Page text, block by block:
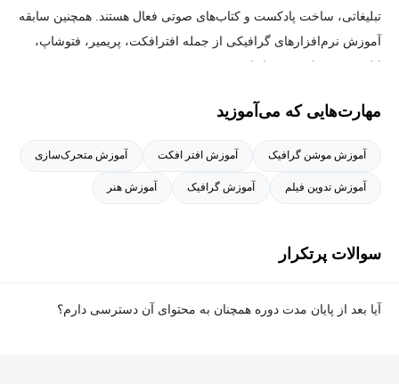
تبلیغاتی، ساخت پادکست و کتاب‌های صوتی فعال هستند. همچنین سابقه‌
آموزش نرم‌افزارهای گرافیکی از جمله افترافکت، پریمیر، فتوشاپ،
مهارت‌هایی که می‌آموزید
آموزش موشن گرافیک آموزش افتر افکت آموزش متحرک‌سازی
آموزش تدوین فیلم آموزش گرافیک آموزش هنر
سوالات پرتکرار
آیا بعد از پایان مدت دوره همچنان به محتوای آن دسترسی دارم؟